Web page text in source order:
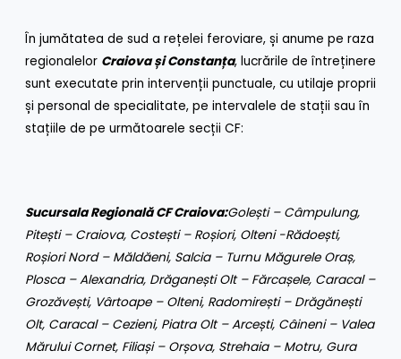
În jumătatea de sud a rețelei feroviare, și anume pe raza
regionalelor Craiova și Constanța, lucrările de întreținere
sunt executate prin intervenții punctuale, cu utilaje proprii
și personal de specialitate, pe intervalele de stații sau în
stațiile de pe următoarele secții CF:
Sucursala Regională CF Craiova:Golești – Câmpulung,
Pitești – Craiova, Costești – Roșiori, Olteni -Rădoești,
Roșiori Nord – Măldăeni, Salcia – Turnu Măgurele Oraș,
Plosca – Alexandria, Drăganești Olt – Fărcașele, Caracal –
Grozăvești, Vârtoape – Olteni, Radomirești – Drăgănești
Olt, Caracal – Cezieni, Piatra Olt – Arcești, Câineni – Valea
Mărului Cornet, Filiași – Orșova, Strehaia – Motru, Gura